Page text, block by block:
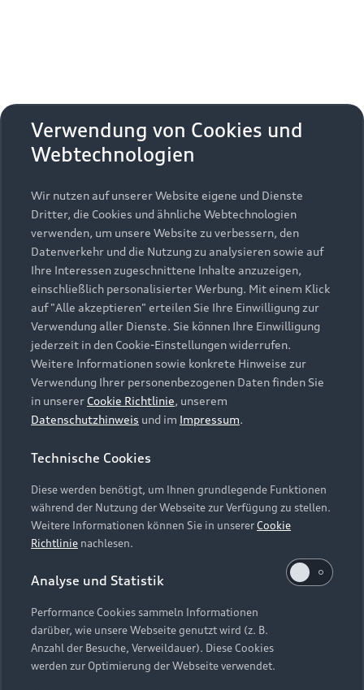
Zurück nach oben
Modelle
Alle Modelle
Modelle vergleichen
Elektromodelle
Plug-in-Hybride
Kaufen & leasen
Neuwagensuche
Gebrauchtwagensuche
Gebrauchtwagen
Finanzierung
Aktionen & Angebote
Geschäftskunden
Service & Zubehör
Saisonale Angebote
Audi Services
Garantie
Audi digital services
myAudi
Support
Kundenservice
Händlersuche
Audi Code
Online-Terminvereinbarung
Servicekontakt
Vertrag widerrufen
Über Audi
Unternehmen
Karriere
Investor Relations
Presse & Media Center
Datenschutz
Audi erleben
Newsletter
Impressum Rechtliches
Hinweisgebersystem
Datenschutzinformation
Cookie-Einstellungen
Cookie-Richtlinie
Barrierefreiheit
Hinweis: Die aktuelle Darstellung und Anordnung der
Embleme am Fahrzeug bei allen Abbildungen auf dieser
Webseite kann abweichen.
Verwendung von Cookies und
Webtechnologien
Wir nutzen auf unserer Website eigene und Dienste
Dritter, die Cookies und ähnliche Webtechnologien
verwenden, um unsere Website zu verbessern, den
Datenverkehr und die Nutzung zu analysieren sowie auf
Ihre Interessen zugeschnittene Inhalte anzuzeigen,
einschließlich personalisierter Werbung. Mit einem Klick
auf "Alle akzeptieren" erteilen Sie Ihre Einwilligung zur
Verwendung aller Dienste. Sie können Ihre Einwilligung
jederzeit in den Cookie-Einstellungen widerrufen.
Weitere Informationen sowie konkrete Hinweise zur
Verwendung Ihrer personenbezogenen Daten finden Sie
in unserer Cookie Richtlinie, unserem
Datenschutzhinweis und im Impressum.
Technische Cookies
Diese werden benötigt, um Ihnen grundlegende Funktionen
während der Nutzung der Webseite zur Verfügung zu stellen.
Weitere Informationen können Sie in unsererCookie
Richtlinie nachlesen.
Analyse und Statistik
Performance Cookies sammeln Informationen
darüber, wie unsere Webseite genutzt wird (z. B.
Anzahl der Besuche, Verweildauer). Diese Cookies
werden zur Optimierung der Webseite verwendet.